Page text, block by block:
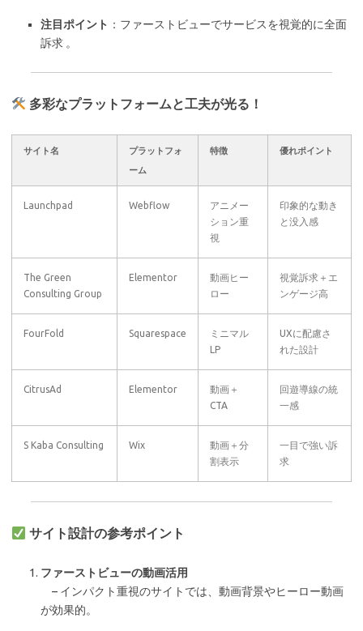
注目ポイント ：ファーストビューでサービスを視覚的に全面
訴求 。
多彩なプラットフォームと工夫が光る！
サイト名
プラットフォ
ーム
特徴 優れポイント
Launchpad Webflow
アニメー
ション重
視
印象的な動き
と没入感
The Green
Consulting Group
Elementor
動画ヒー
ロー
視覚訴求＋エ
ンゲージ高
FourFold Squarespace
ミニマル
LP
UXに配慮さ
れた設計
CitrusAd Elementor
動画＋
CTA
回遊導線の統
一感
S Kaba Consulting Wix
動画＋分
割表示
一目で強い訴
求
サイト設計の参考ポイント
ファーストビューの動画活用
– インパクト重視のサイトでは、動画背景やヒーロー動画
が効果的。